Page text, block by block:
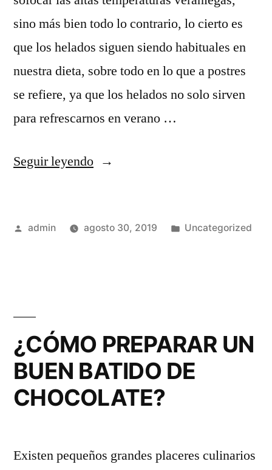
sino más bien todo lo contrario, lo cierto es
que los helados siguen siendo habituales en
nuestra dieta, sobre todo en lo que a postres
se refiere, ya que los helados no solo sirven
para refrescarnos en verano …
Seguir leyendo«LOS
DE
Publicado
admin agosto 30, 2019
Publicado
Uncategorized
¿CÓMO PREPARAR UN
BUEN BATIDO DE
CHOCOLATE?
Existen pequeños grandes placeres culinarios